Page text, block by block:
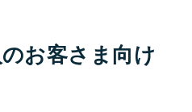
お客さま向け